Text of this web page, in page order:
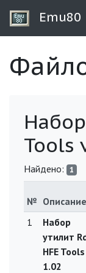
Emu80
Tools
Найдено: 1
№ Описание
1
Набор
утилит
HFE
1.02